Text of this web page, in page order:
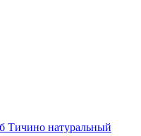
Тичино натуральный